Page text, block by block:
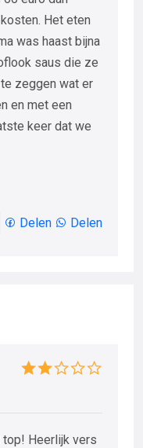
Het eten
was haast bijna
saus die ze
zeggen wat er
en met een
keer dat we
Delen Delen
Heerlijk vers